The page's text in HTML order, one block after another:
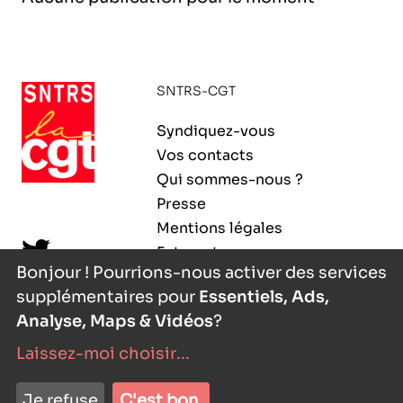
l’exploitation de la mer
SNTRS-CGT
Syndiquez-vous
Vos contacts
Qui sommes-nous ?
Presse
Mentions légales
Extranet
- agence digitale
Bonjour ! Pourrions-nous activer des services
supplémentaires pour Essentiels, Ads,
Analyse, Maps & Vidéos?
Laissez-moi choisir...